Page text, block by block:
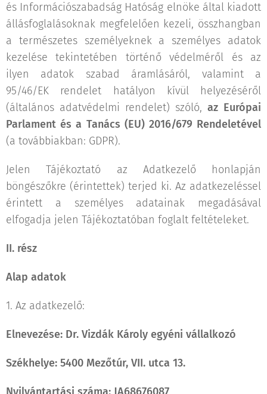
és Információszabadság Hatóság elnöke által kiadott
állásfoglalásoknak megfelelően kezeli, összhangban
a természetes személyeknek a személyes adatok
kezelése tekintetében történő védelméről és az
ilyen adatok szabad áramlásáról, valamint a
95/46/EK rendelet hatályon kívül helyezéséről
(általános adatvédelmi rendelet) szóló, az Európai
Parlament és a Tanács (EU) 2016/679 Rendeletével
(a továbbiakban: GDPR).
Jelen Tájékoztató az Adatkezelő honlapján
böngészőkre (érintettek) terjed ki. Az adatkezeléssel
érintett a személyes adatainak megadásával
elfogadja jelen Tájékoztatóban foglalt feltételeket.
II. rész
Alap adatok
1. Az adatkezelő:
Elnevezése: Dr. Vizdák Károly egyéni vállalkozó
Székhelye: 5400 Mezőtúr, VII. utca 13.